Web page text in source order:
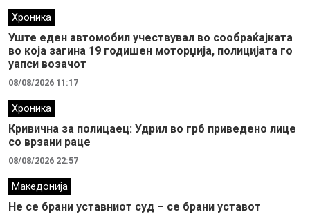
Хроника
Уште еден автомобил учествувал во сообраќајката
во која загина 19 годишен моторџија, полицијата го
уапси возачот
08/08/2026 11:17
Хроника
Кривична за полицаец: Удрил во грб приведено лице
со врзани раце
08/08/2026 22:57
Македонија
Не се брани уставниот суд – се брани уставот